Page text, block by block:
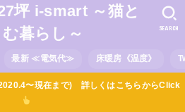
坪 i-smart ～猫と
暮らし～
最新 ≪電気代≫ 床暖房《温度》
SEARCH
〜現在まで) 詳しくはこちらからClick